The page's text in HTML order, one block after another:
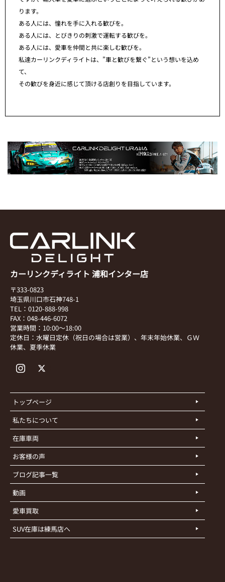
ります。
ある人には、憧れを手に入れる歓びを。
ある人には、とびきりの刺激で運転する歓びを。
ある人には、愛車を仲間と共に楽しむ歓びを。
私達カーリンクディライトは、”車と歓びを繋ぐ”という想いを込め
て、
その歓びを身近に感じて頂ける店創りを目指しています。
カーリンクディライト 浦和インター店
〒333-0823
埼玉県川口市石神748-1
TEL：0120-888-998
FAX：048-446-6072
営業時間：10:00～18:00
定休日：水曜日定休（祝日の場合は営業）、年末年始休業、ＧＷ
休業、夏季休業
トップページ
私たちについて
在庫車両
お客様の声
ブログ記事一覧
動画
愛車買取
SUV在庫は練馬店へ